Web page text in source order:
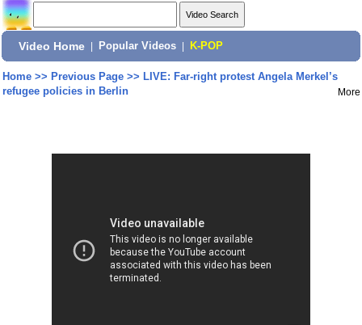
Video Home Popular Videos K-POP
Home>> Previous Page>> LIVE: Far-right protest Angela Merkel’s
refugee policies in Berlin
More